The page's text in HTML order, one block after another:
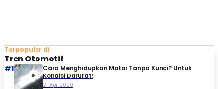
Terpopuler di
Tren Otomotif
#1
Cara Menghidupkan Motor Tanpa Kunci? Untuk
Kondisi Darurat!
21 Apr 2020